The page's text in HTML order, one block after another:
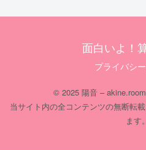
面白いよ！
プライバシ
© 2025 陽音 –
当サイト内の全コンテンツの無断転
ます。